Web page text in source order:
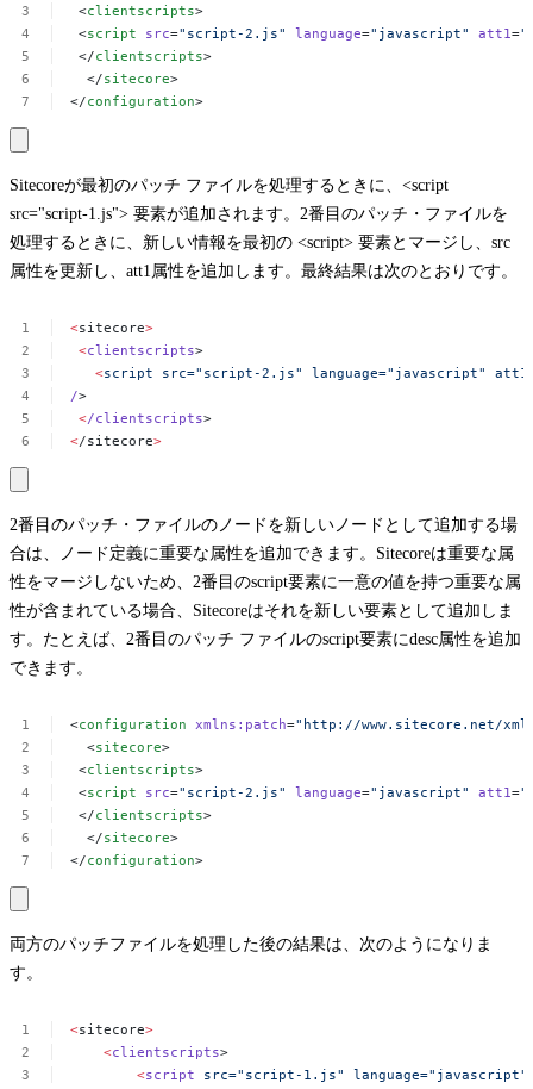
<clientscripts>
<script src="script-2.js" language="javascript" att1=
</clientscripts>
</sitecore>
</configuration>
Sitecoreが最初のパッチ ファイルを処理するときに、 <script
src="script-1.js"> 要素が追加されます。2番目のパッチ・ファイルを
処理するときに、新しい情報を最初の <script> 要素とマージし、 src
属性を更新し、 att1 属性を追加します。最終結果は次のとおりです。
<sitecore>
<clientscripts>
<script src="script-2.js" language="javascript"
/>
</clientscripts>
</sitecore>
2番目のパッチ・ファイルのノードを新しいノードとして追加する場
合は、ノード定義に重要な属性を追加できます。Sitecoreは重要な属
性をマージしないため、2番目のscript要素に一意の値を持つ重要な属
性が含まれている場合、Sitecoreはそれを新しい要素として追加しま
す。たとえば、2番目のパッチ ファイルのscript要素にdesc属性を追加
できます。
<configuration xmlns:patch="http://www.sitecore.net/
<sitecore>
<clientscripts>
<script src="script-2.js" language="javascript" att1=
</clientscripts>
</sitecore>
</configuration>
両方のパッチファイルを処理した後の結果は、次のようになりま
す。
<sitecore>
<clientscripts>
<script src="script-1.js"
language="javascript"